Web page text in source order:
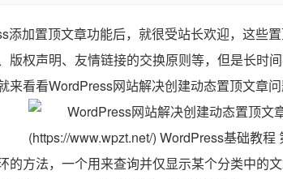
添加置顶文章功能后，就很受站长欢迎，这些
版权声明、友情链接的交换原则等，但是长时
来看看WordPress网站解决创建动态置顶文章问
的方法，一个用来查询并仅显示某个分类中的